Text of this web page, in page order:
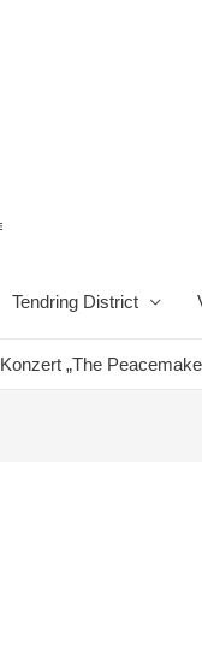
Tendring District
Konzert „The